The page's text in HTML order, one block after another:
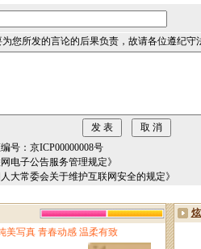
为您所发的言论的后果负责，故请各位遵纪守
号：京ICP00000008号
电子公告服务管理规定》
大常委会关于维护互联网安全的规定》